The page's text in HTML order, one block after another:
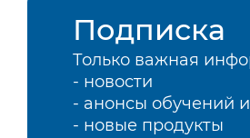
Подписка
Только важная
- новости
- анонсы обучений
- новые продукты